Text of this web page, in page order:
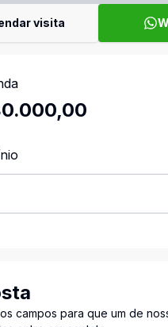
visita
campos para que um de